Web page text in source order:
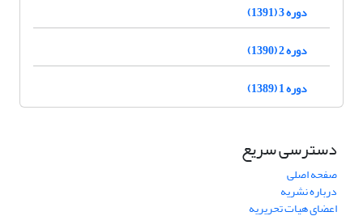
دوره 3 (1391)
دوره 2 (1390)
دوره 1 (1389)
دسترسی سریع
صفحه اصلی
درباره نشریه
اعضای هیات تحریریه